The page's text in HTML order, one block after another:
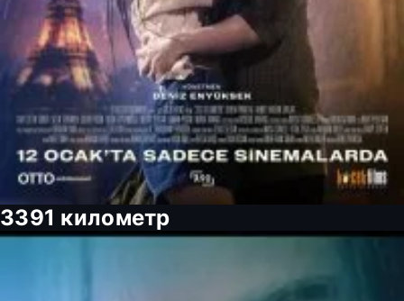
3391 километр